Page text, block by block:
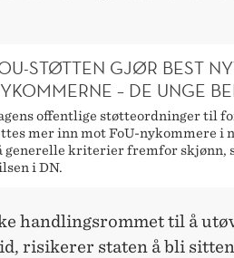
STØTTEN GJØR BEST
– DE UNGE
offentlige støtteordninger til
mer inn mot FoU-nykommere i
generelle kriterier fremfor skjønn,
i DN.
handlingsrommet til å
risikerer staten å bli